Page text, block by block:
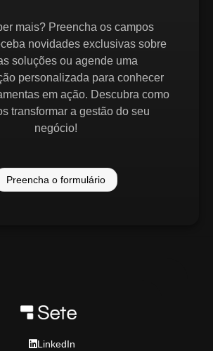
mais? Preencha os campos
novidades exclusivas sobre
soluções ou agende uma
personalizada para conhecer
em ação. Descubra como
transformar a gestão do seu
negócio!
Preencha o formulário
LinkedIn